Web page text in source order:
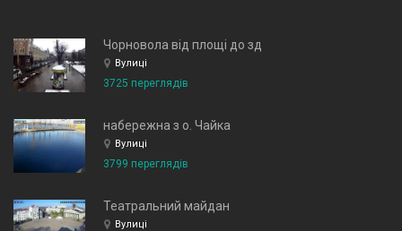
Чорновола від площі до зд
Вулиці
3725 переглядів
набережна з о. Чайка
Вулиці
3799 переглядів
Театральний майдан
Вулиці